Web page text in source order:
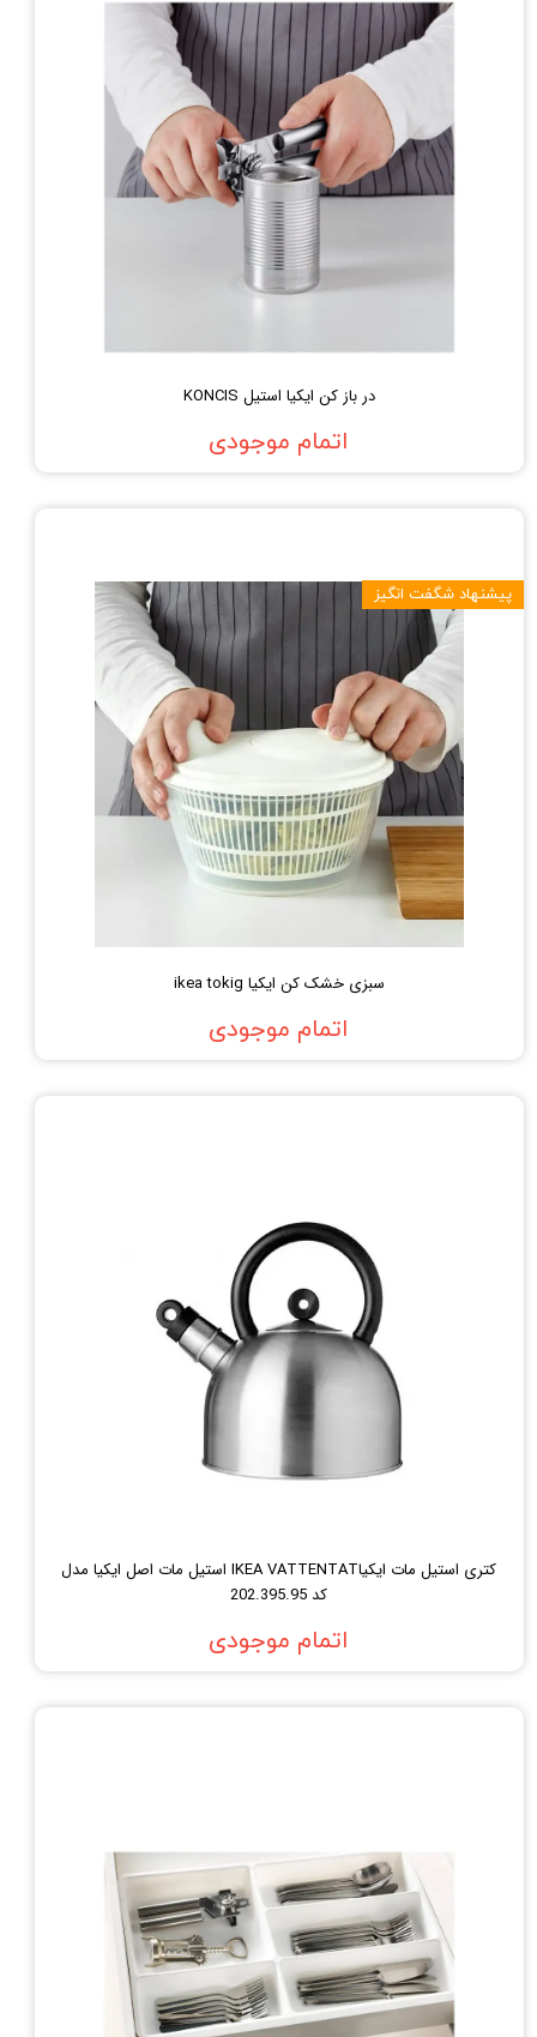
در باز کن ایکیا استیل KONCIS
اتمام موجودی
سبزی خشک کن ایکیا ikea tokig
اتمام موجودی
پیشنهاد شگفت انگیز
کتری استیل مات ایکیاIKEA VATTENTAT استیل مات اصل ایکیا مدل
کد 202.395.95
اتمام موجودی